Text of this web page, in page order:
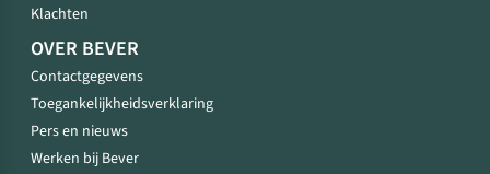
Klachten
OVER BEVER
Contactgegevens
Toegankelijkheidsverklaring
Pers en nieuws
Werken bij Bever